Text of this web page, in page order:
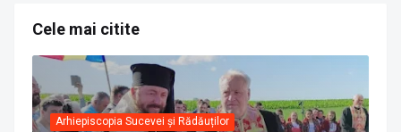
Cele mai citite
Arhiepiscopia Sucevei și Rădăuților